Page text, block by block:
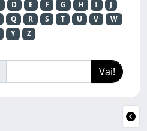
D E F G H I
J
Q R S T U V
W
Y Z